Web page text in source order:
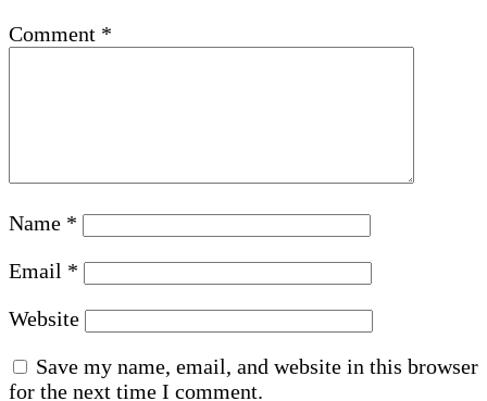
Comment *
Name *
Email *
Website
Save my name, email, and website in this browser
for the next time I comment.